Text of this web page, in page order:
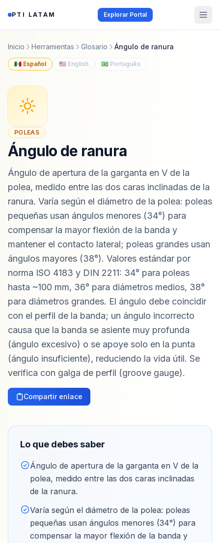
PTI LATAM Explorar Portal
Inicio Herramientas Glosario Ángulo de ranura
🇲🇽 Español 🇺🇸 English 🇧🇷 Português
POLEAS
Ángulo de ranura
Ángulo de apertura de la garganta en V de la
polea, medido entre las dos caras inclinadas de la
ranura. Varía según el diámetro de la polea: poleas
pequeñas usan ángulos menores (34°) para
compensar la mayor flexión de la banda y
mantener el contacto lateral; poleas grandes usan
ángulos mayores (38°). Valores estándar por
norma ISO 4183 y DIN 2211: 34° para poleas
hasta ~100 mm, 36° para diámetros medios, 38°
para diámetros grandes. El ángulo debe coincidir
con el perfil de la banda; un ángulo incorrecto
causa que la banda se asiente muy profunda
(ángulo excesivo) o se apoye solo en la punta
(ángulo insuficiente), reduciendo la vida útil. Se
verifica con galga de perfil (groove gauge).
Compartir enlace
Lo que debes saber
Ángulo de apertura de la garganta en V de la
polea, medido entre las dos caras inclinadas
de la ranura.
Varía según el diámetro de la polea: poleas
pequeñas usan ángulos menores (34°) para
compensar la mayor flexión de la banda y